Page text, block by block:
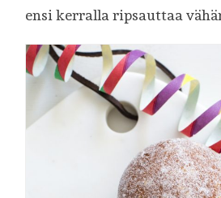
ensi kerralla ripsauttaa